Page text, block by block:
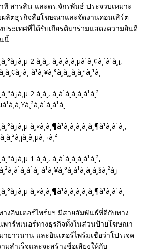
ที สารสิน และดร.จักรพันธ์ ประจวบเหมาะ
ผลิตธุรกิจสื่อโฆษณาและจัดงานคอนเสิร์ต
ระเทศที่ได้รับเกียรติมาร่วมแสดงความยินดี
นี้
างอินเตอร์ไพร์มฯ มีสายสัมพันธ์ที่ดีกับทาง
พาร์ทเนอร์ทางธุรกิจทั้งในส่วนป้ายโฆษณา-
ายาวนาน และอินเตอร์ไพร์มเชื่อว่าโปรเจค
สำเร็จและจะสร้างชื่อเสียงให้กับ